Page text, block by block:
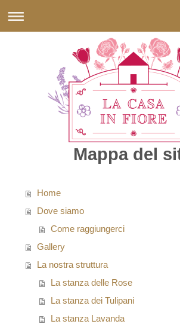
Mappa del
Home
Dove siamo
Come raggiungerci
Gallery
La nostra struttura
La stanza delle Rose
La stanza dei Tulipani
La stanza Lavanda